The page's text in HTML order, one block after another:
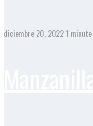
diciembre 20, 2022 1